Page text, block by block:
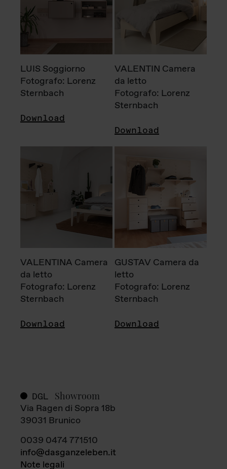
LUIS Soggiorno
Fotografo: Lorenz
Sternbach
Download
VALENTIN Camera
da letto
Fotografo: Lorenz
Sternbach
Download
VALENTINA Camera
da letto
Fotografo: Lorenz
Sternbach
Download
GUSTAV Camera da
letto
Fotografo: Lorenz
Sternbach
Download
DGL Showroom
Via Ragen di Sopra 18b
39031 Brunico
0039 0474 771510
info@dasganzeleben.it
Note legali